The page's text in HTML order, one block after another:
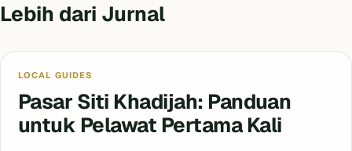
Lebih dari Jurnal
LOCAL GUIDES
Pasar Siti Khadijah: Panduan
untuk Pelawat Pertama Kali